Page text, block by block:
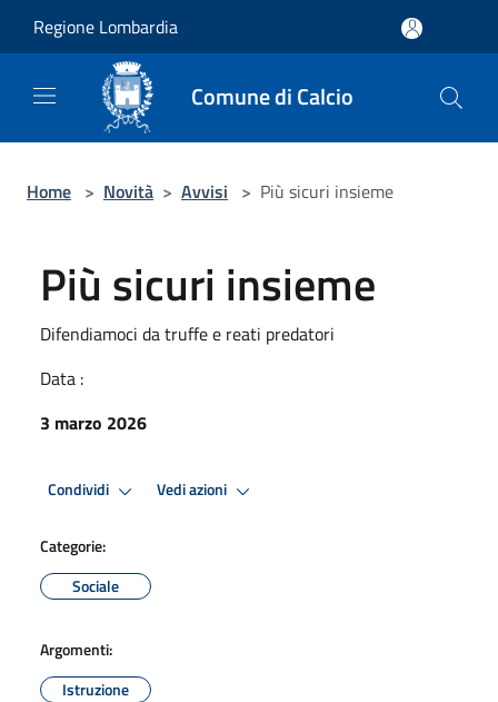
Regione Lombardia
Comune di Calcio
Home > Novità > Avvisi > Più sicuri insieme
Più sicuri insieme
Difendiamoci da truffe e reati predatori
Data :
3 marzo 2026
Condividi Vedi azioni
Categorie:
Sociale
Argomenti:
Istruzione